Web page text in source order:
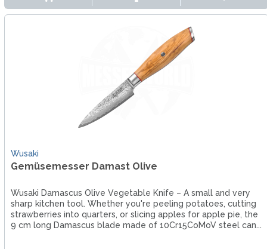
Wusaki
Gemüsemesser Damast Olive
Wusaki Damascus Olive Vegetable Knife – A small and very
sharp kitchen tool. Whether you're peeling potatoes, cutting
strawberries into quarters, or slicing apples for apple pie, the
9 cm long Damascus blade made of 10Cr15CoMoV steel can...